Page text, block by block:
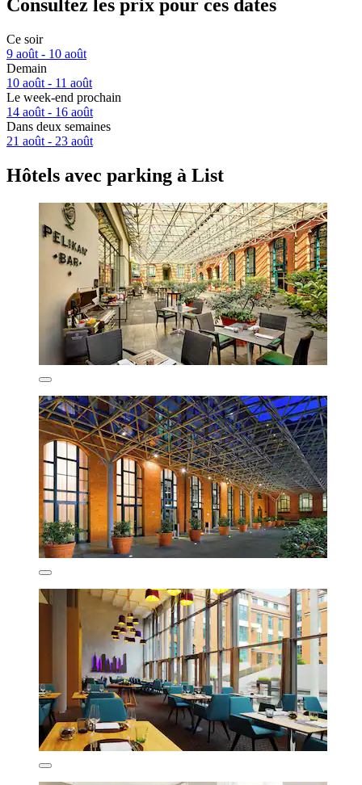
Consultez les prix pour ces dates
Ce soir
9 août - 10 août
Demain
10 août - 11 août
Le week-end prochain
14 août - 16 août
Dans deux semaines
21 août - 23 août
Hôtels avec parking à List